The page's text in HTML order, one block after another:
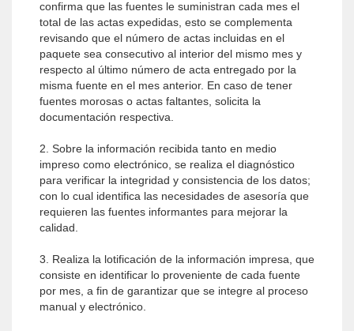
confirma que las fuentes le suministran cada mes el
total de las actas expedidas, esto se complementa
revisando que el número de actas incluidas en el
paquete sea consecutivo al interior del mismo mes y
respecto al último número de acta entregado por la
misma fuente en el mes anterior. En caso de tener
fuentes morosas o actas faltantes, solicita la
documentación respectiva.
2. Sobre la información recibida tanto en medio
impreso como electrónico, se realiza el diagnóstico
para verificar la integridad y consistencia de los datos;
con lo cual identifica las necesidades de asesoría que
requieren las fuentes informantes para mejorar la
calidad.
3. Realiza la lotificación de la información impresa, que
consiste en identificar lo proveniente de cada fuente
por mes, a fin de garantizar que se integre al proceso
manual y electrónico.